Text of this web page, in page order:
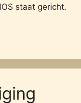
staat gericht.